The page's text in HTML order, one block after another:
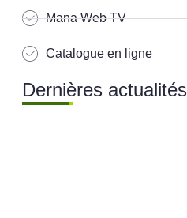
Mana Web TV
Catalogue en ligne
Dernières actualités